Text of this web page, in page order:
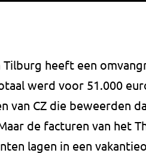
Tilburg heeft een
werd voor 51.000
van CZ die beweerden
de facturen van het
lagen in een